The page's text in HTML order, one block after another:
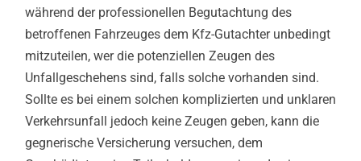
während der professionellen Begutachtung des
betroffenen Fahrzeuges dem Kfz-Gutachter unbedingt
mitzuteilen, wer die potenziellen Zeugen des
Unfallgeschehens sind, falls solche vorhanden sind.
Sollte es bei einem solchen komplizierten und unklaren
Verkehrsunfall jedoch keine Zeugen geben, kann die
gegnerische Versicherung versuchen, dem